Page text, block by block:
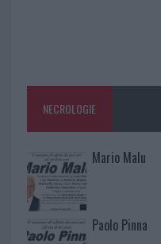
NECROLOGIE
Mario Malu
Paolo Pinna